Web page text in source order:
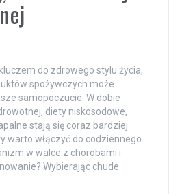
do zdrowego stylu życia,
spożywczych może
samopoczucie. W dobie
diety niskosodowe,
stają się coraz bardziej
warto włączyć do codziennego
w walce z chorobami i
Wybierając chude